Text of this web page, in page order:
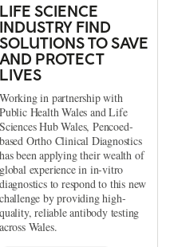
LIFE SCIENCE
INDUSTRY FIND
SOLUTIONS TO SAVE
AND PROTECT
LIVES
Working in partnership with
Public Health Wales and Life
Sciences Hub Wales, Pencoed-
based Ortho Clinical Diagnostics
has been applying their wealth of
global experience in in-vitro
diagnostics to respond to this new
challenge by providing high-
quality, reliable antibody testing
across Wales.